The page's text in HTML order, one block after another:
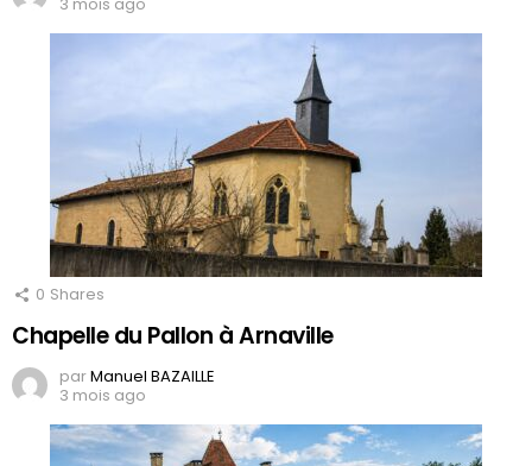
0 Shares
Chapelle du Pallon à Arnaville
parManuel BAZAILLE
3 mois ago